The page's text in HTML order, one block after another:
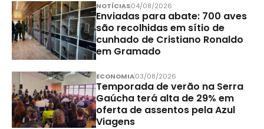
NOTÍCIAS04/08/2026
Enviadas para abate: 700 aves
são recolhidas em sítio de
cunhado de Cristiano Ronaldo
em Gramado
ECONOMIA03/08/2026
Temporada de verão na Serra
Gaúcha terá alta de 29% em
oferta de assentos pela Azul
Viagens